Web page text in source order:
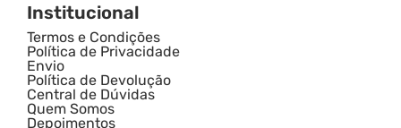
Institucional
Termos e Condições
Política de Privacidade
Envio
Política de Devolução
Central de Dúvidas
Quem Somos
Depoimentos